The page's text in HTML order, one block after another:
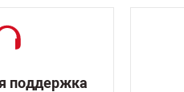
поддержка